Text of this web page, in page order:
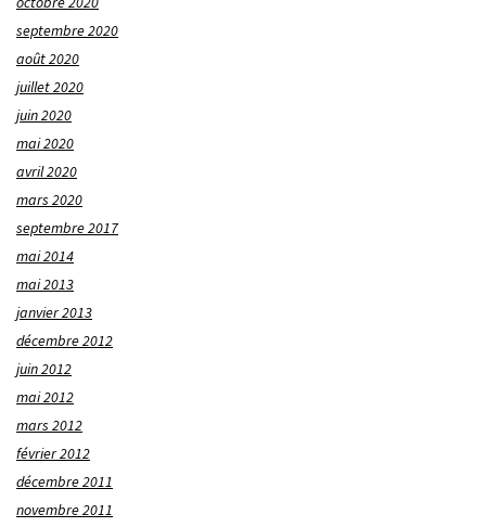
septembre 2020
août 2020
juillet 2020
juin 2020
mai 2020
avril 2020
mars 2020
septembre 2017
mai 2014
mai 2013
janvier 2013
décembre 2012
juin 2012
mai 2012
mars 2012
février 2012
décembre 2011
novembre 2011